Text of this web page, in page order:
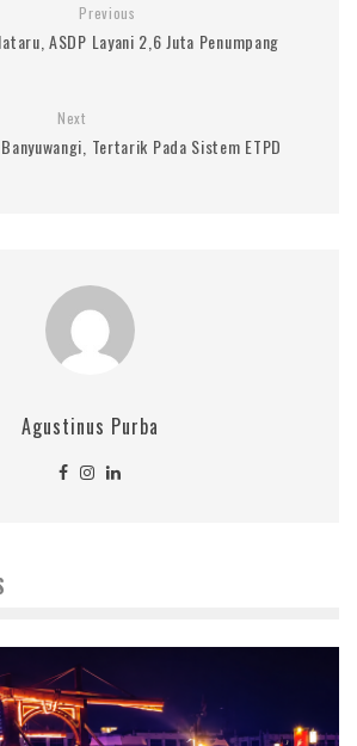
Previous
ASDP Layani 2,6 Juta Penumpang
Next
Tertarik Pada Sistem ETPD
Agustinus Purba